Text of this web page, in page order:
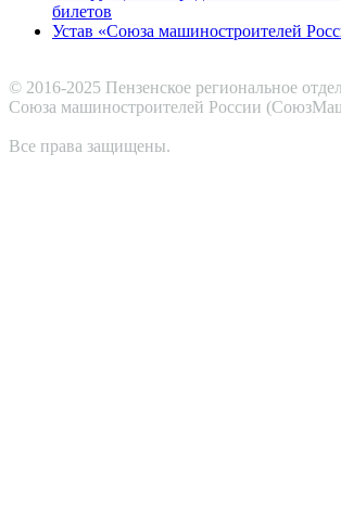
билетов
Устав «Союза машиностроителей
© 2016-2025 Пензенское региональное
Cоюза машиностроителей России
Все права защищены.